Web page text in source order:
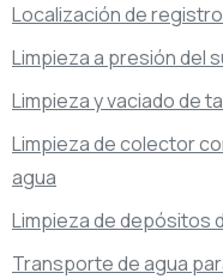
Localización de
Limpieza a presión del
Limpieza y vaciado de
Limpieza de colector
agua
Limpieza de depósitos
Transporte de agua